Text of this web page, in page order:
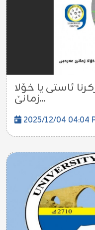
ئاستی یا خۆلا
زمانێ...
2025/12/04 04:04